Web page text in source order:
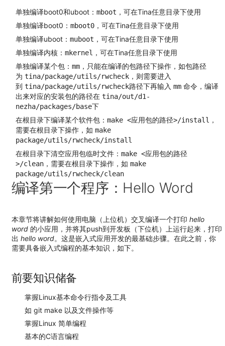
单独编译boot0和uboot：mboot ，可在Tina任意目录下使用
单独编译boot0：mboot0 ，可在Tina任意目录下使用
单独编译uboot：muboot ，可在Tina任意目录下使用
单独编译内核：mkernel ，可在Tina任意目录下使用
单独编译某个包：mm ，只能在编译的包路径下操作，如包路径
为tina/package/utils/rwcheck ，则需要进入
到tina/package/utils/rwcheck路径下再输入mm 命令，编译
出来对应的安装包的路径在tina/out/d1-
nezha/packages/base下
在根目录下编译某个软件包：make <应用包的路径>/install ，
需要在根目录下操作，如make
package/utils/rwcheck/install
在根目录下清空应用包临时文件：make <应用包的路径
>/clean ，需要在根目录下操作，如make
package/utils/rwcheck/clean
编译第一个程序：Hello Word
本章节将讲解如何使用电脑（上位机）交叉编译一个打印 hello
word的小应用，并将其push到开发板（下位机）上运行起来，打印
出 hello word。这是嵌入式应用开发的最基础步骤。在此之前，你
需要具备嵌入式编程的基本知识，如下。
前要知识储备
掌握Linux基本命令行指令及工具
如 git make 以及文件操作等
掌握Linux 简单编程
基本的C语言编程